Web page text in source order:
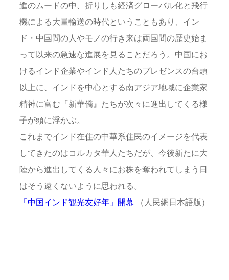
進のムードの中、折りしも経済グローバル化と飛行
機による大量輸送の時代ということもあり、イン
ド・中国間の人やモノの行き来は両国間の歴史始ま
って以来の急速な進展を見ることだろう。中国にお
けるインド企業やインド人たちのプレゼンスの台頭
以上に、インドを中心とする南アジア地域に企業家
精神に富む『新華僑』たちが次々に進出してくる様
子が頭に浮かぶ。
これまでインド在住の中華系住民のイメージを代表
してきたのはコルカタ華人たちだが、今後新たに大
陸から進出してくる人々にお株を奪われてしまう日
はそう遠くないように思われる。
「中国インド観光友好年」開幕 （人民網日本語版）